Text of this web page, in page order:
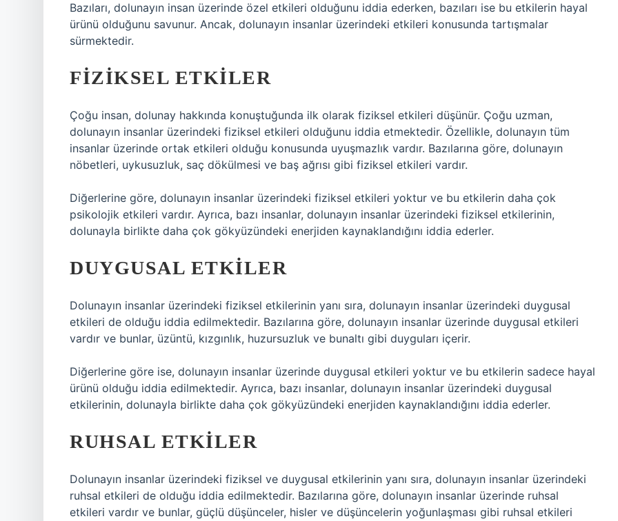
Bazıları, dolunayın insan üzerinde özel etkileri olduğunu iddia ederken, bazıları ise bu etkilerin hayal
ürünü olduğunu savunur. Ancak, dolunayın insanlar üzerindeki etkileri konusunda tartışmalar
sürmektedir.
FIZIKSEL ETKILER
Çoğu insan, dolunay hakkında konuştuğunda ilk olarak fiziksel etkileri düşünür. Çoğu uzman,
dolunayın insanlar üzerindeki fiziksel etkileri olduğunu iddia etmektedir. Özellikle, dolunayın tüm
insanlar üzerinde ortak etkileri olduğu konusunda uyuşmazlık vardır. Bazılarına göre, dolunayın
nöbetleri, uykusuzluk, saç dökülmesi ve baş ağrısı gibi fiziksel etkileri vardır.
Diğerlerine göre, dolunayın insanlar üzerindeki fiziksel etkileri yoktur ve bu etkilerin daha çok
psikolojik etkileri vardır. Ayrıca, bazı insanlar, dolunayın insanlar üzerindeki fiziksel etkilerinin,
dolunayla birlikte daha çok gökyüzündeki enerjiden kaynaklandığını iddia ederler.
DUYGUSAL ETKILER
Dolunayın insanlar üzerindeki fiziksel etkilerinin yanı sıra, dolunayın insanlar üzerindeki duygusal
etkileri de olduğu iddia edilmektedir. Bazılarına göre, dolunayın insanlar üzerinde duygusal etkileri
vardır ve bunlar, üzüntü, kızgınlık, huzursuzluk ve bunaltı gibi duyguları içerir.
Diğerlerine göre ise, dolunayın insanlar üzerinde duygusal etkileri yoktur ve bu etkilerin sadece hayal
ürünü olduğu iddia edilmektedir. Ayrıca, bazı insanlar, dolunayın insanlar üzerindeki duygusal
etkilerinin, dolunayla birlikte daha çok gökyüzündeki enerjiden kaynaklandığını iddia ederler.
RUHSAL ETKILER
Dolunayın insanlar üzerindeki fiziksel ve duygusal etkilerinin yanı sıra, dolunayın insanlar üzerindeki
ruhsal etkileri de olduğu iddia edilmektedir. Bazılarına göre, dolunayın insanlar üzerinde ruhsal
etkileri vardır ve bunlar, güçlü düşünceler, hisler ve düşüncelerin yoğunlaşması gibi ruhsal etkileri